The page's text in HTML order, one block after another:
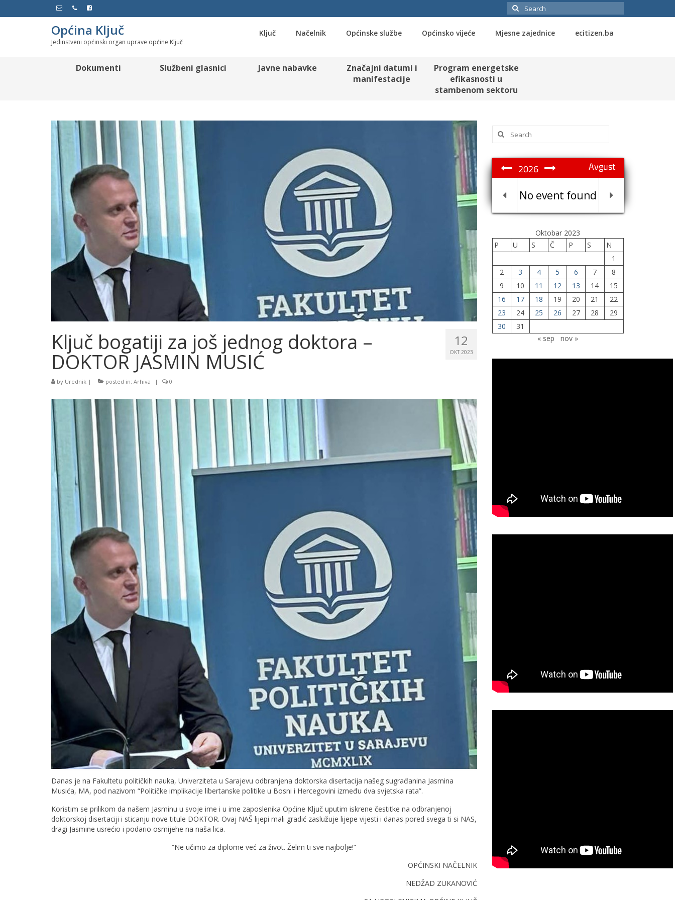
Search
for:
Općina Ključ
Jedinstveni općinski organ uprave općine Ključ
Ključ Načelnik Općinske službe Općinsko vijeće Mjesne zajednice ecitizen.ba
Dokumenti Službeni glasnici Javne nabavke
Značajni datumi i
manifestacije
Program energetske
efikasnosti u
stambenom sektoru
12
OKT 2023
Ključ bogatiji za još jednog doktora –
DOKTOR JASMIN MUSIĆ
by Urednik | posted in: Arhiva | 0
Danas je na Fakultetu političkih nauka, Univerziteta u Sarajevu odbranjena doktorska disertacija našeg sugrađanina Jasmina
Musića, MA, pod nazivom “Političke implikacije libertanske politike u Bosni i Hercegovini između dva svjetska rata”.
Koristim se prilikom da našem Jasminu u svoje ime i u ime zaposlenika Općine Ključ uputim iskrene čestitke na odbranjenoj
doktorskoj disertaciji i sticanju nove titule DOKTOR. Ovaj NAŠ lijepi mali gradić zaslužuje lijepe vijesti i danas pored svega ti si NAS,
dragi Jasmine usrećio i podario osmijehe na naša lica.
“Ne učimo za diplome već za život. Želim ti sve najbolje!”
OPĆINSKI NAČELNIK
NEDŽAD ZUKANOVIĆ
Search
for:
Avgust
2026
No event found
Oktobar 2023
P
U S Č P S
N
1
2
3 4 5 6 7
8
9
10 11 12 13 14
15
16
17 18 19 20 21
22
23
24 25 26 27 28
29
30
31
« sep
nov »